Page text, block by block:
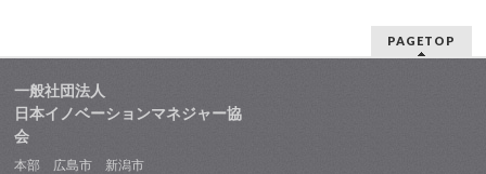
PAGETOP
一般社団法人
日本イノベーションマネジャー協
会
本部 広島市 新潟市